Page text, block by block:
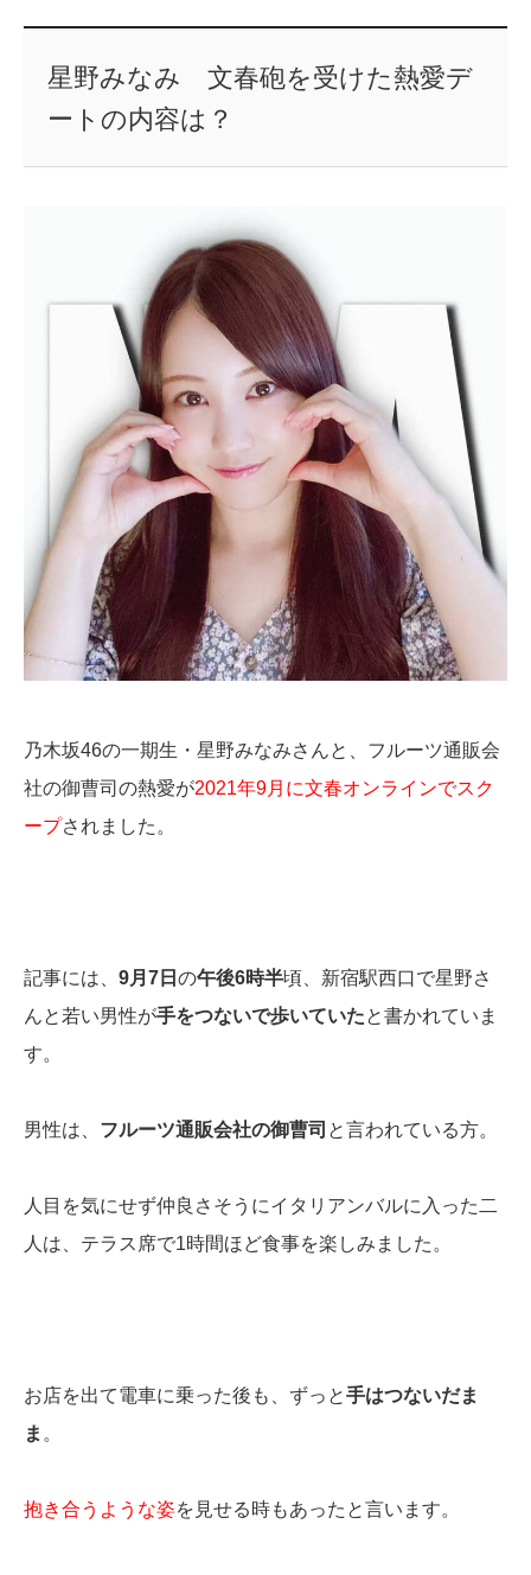
星野みなみ 文春砲を受けた熱愛デ
ートの内容は？
乃木坂46の一期生・星野みなみさんと、フルーツ通販会
社の御曹司の熱愛が2021年9月に文春オンラインでスク
ープされました。
記事には、 9月7日 の午後6時半頃、新宿駅西口で星野さ
んと若い男性が手をつないで歩いていたと書かれていま
す。
男性は、 フルーツ通販会社の御曹司 と言われている方。
人目を気にせず仲良さそうにイタリアンバルに入った二
人は、テラス席で1時間ほど食事を楽しみました。
お店を出て電車に乗った後も、ずっと手はつないだま
ま 。
抱き合うような姿を見せる時もあったと言います。